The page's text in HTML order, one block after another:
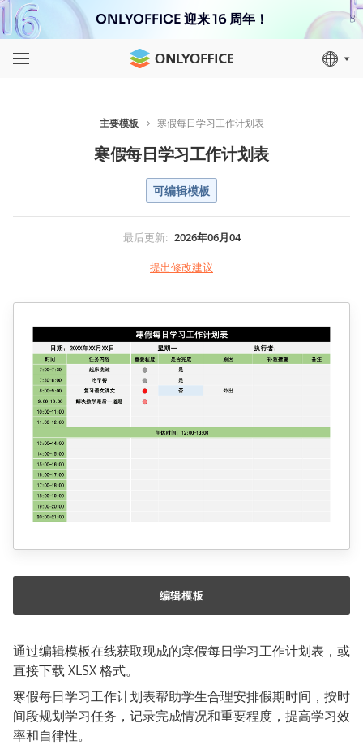
ONLYOFFICE 迎来 16 周年！
主要模板 寒假每日学习工作计划表
寒假每日学习工作计划表
可编辑模板
最后更新: 2026年06月04
提出修改建议
通过编辑模板在线获取现成的寒假每日学习工作计划表，或
直接下载 XLSX 格式。
寒假每日学习工作计划表帮助学生合理安排假期时间，按时
间段规划学习任务，记录完成情况和重要程度，提高学习效
率和自律性。
编辑模板